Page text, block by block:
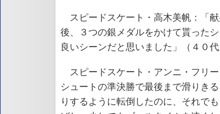
スピードスケート・高木美帆：「
後、３つの銀メダルをかけて貰った
良いシーンだと思いました」（４０
スピードスケート・アンニ・フリ
シュートの準決勝で最後まで滑りき
りするように転倒したのに、それで